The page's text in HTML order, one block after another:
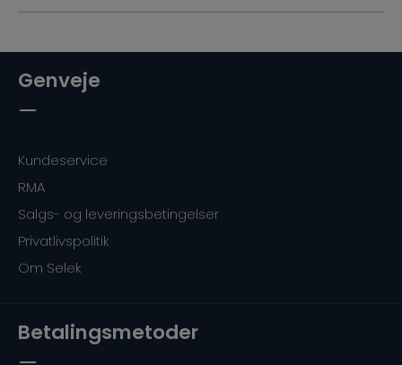
Genveje
Kundeservice
RMA
Salgs- og leveringsbetingelser
Privatlivspolitik
Om Selek
Betalingsmetoder